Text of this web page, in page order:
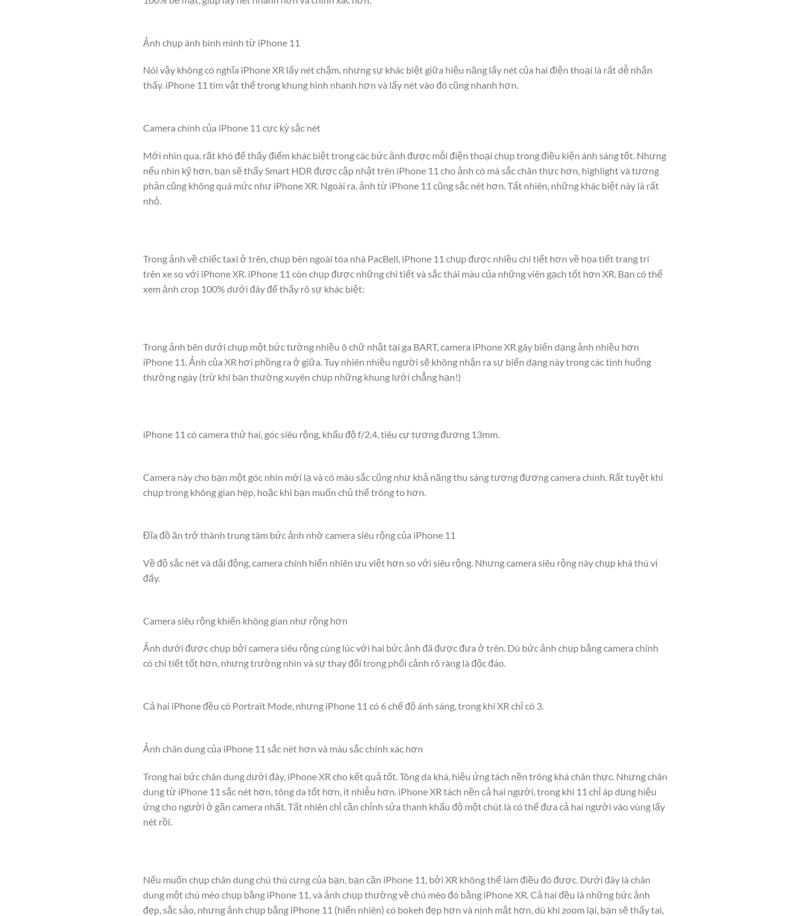
Ảnh chụp ánh bình minh từ iPhone 11
Nói vậy không có nghĩa iPhone XR lấy nét chậm, nhưng sự khác biệt giữa hiệu năng lấy nét của hai điện thoại là rất dễ nhận
thấy. iPhone 11 tìm vật thể trong khung hình nhanh hơn và lấy nét vào đó cũng nhanh hơn.
Camera chính của iPhone 11 cực kỳ sắc nét
Mới nhìn qua, rất khó để thấy điểm khác biệt trong các bức ảnh được mỗi điện thoại chụp trong điều kiện ánh sáng tốt. Nhưng
nếu nhìn kỹ hơn, bạn sẽ thấy Smart HDR được cập nhật trên iPhone 11 cho ảnh có mà sắc chân thực hơn, highlight và tương
phản cũng không quá mức như iPhone XR. Ngoài ra, ảnh từ iPhone 11 cũng sắc nét hơn. Tất nhiên, những khác biệt này là rất
nhỏ.
Trong ảnh về chiếc taxi ở trên, chụp bên ngoài tòa nhà PacBell, iPhone 11 chụp được nhiều chi tiết hơn về họa tiết trang trí
trên xe so với iPhone XR. iPhone 11 còn chụp được những chi tiết và sắc thái màu của những viên gạch tốt hơn XR. Bạn có thể
xem ảnh crop 100% dưới đây để thấy rõ sự khác biệt:
Trong ảnh bên dưới chụp một bức tường nhiều ô chữ nhật tại ga BART, camera iPhone XR gây biến dạng ảnh nhiều hơn
iPhone 11. Ảnh của XR hơi phồng ra ở giữa. Tuy nhiên nhiều người sẽ không nhận ra sự biến dạng này trong các tình huống
thường ngày (trừ khi bạn thường xuyên chụp những khung lưới chẳng hạn!)
iPhone 11 có camera thứ hai, góc siêu rộng, khẩu độ f/2.4, tiêu cự tương đương 13mm.
Camera này cho bạn một góc nhìn mới lạ và có màu sắc cũng như khả năng thu sáng tương đương camera chính. Rất tuyệt khi
chụp trong không gian hẹp, hoặc khi bạn muốn chủ thể trông to hơn.
Đĩa đồ ăn trở thành trung tâm bức ảnh nhờ camera siêu rộng của iPhone 11
Về độ sắc nét và dải động, camera chính hiển nhiên ưu việt hơn so với siêu rộng. Nhưng camera siêu rộng này chụp khá thú vị
đấy.
Camera siêu rộng khiến không gian như rộng hơn
Ảnh dưới được chụp bởi camera siêu rộng cùng lúc với hai bức ảnh đã được đưa ở trên. Dù bức ảnh chụp bằng camera chính
có chi tiết tốt hơn, nhưng trường nhìn và sự thay đổi trong phối cảnh rõ ràng là độc đáo.
Cả hai iPhone đều có Portrait Mode, nhưng iPhone 11 có 6 chế độ ánh sáng, trong khi XR chỉ có 3.
Ảnh chân dung của iPhone 11 sắc nét hơn và màu sắc chính xác hơn
Trong hai bức chân dung dưới đây, iPhone XR cho kết quả tốt. Tông da khá, hiệu ứng tách nền trông khá chân thực. Nhưng chân
dung từ iPhone 11 sắc nét hơn, tông da tốt hơn, ít nhiễu hơn. iPhone XR tách nền cả hai người, trong khi 11 chỉ áp dụng hiệu
ứng cho người ở gần camera nhất. Tất nhiên chỉ cần chỉnh sửa thanh khẩu độ một chút là có thể đưa cả hai người vào vùng lấy
nét rồi.
Nếu muốn chụp chân dung chú thú cưng của bạn, bạn cần iPhone 11, bởi XR không thể làm điều đó được. Dưới đây là chân
dung một chú mèo chụp bằng iPhone 11, và ảnh chụp thường về chú mèo đó bằng iPhone XR. Cả hai đều là những bức ảnh
đẹp, sắc sảo, nhưng ảnh chụp bằng iPhone 11 (hiển nhiên) có bokeh đẹp hơn và nịnh mắt hơn, dù khi zoom lại, bạn sẽ thấy tai,